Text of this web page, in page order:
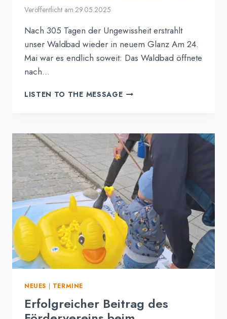
Veröffentlicht am 29.05.2025
Nach 305 Tagen der Ungewissheit erstrahlt
unser Waldbad wieder in neuem Glanz Am 24.
Mai war es endlich soweit: Das Waldbad öffnete
nach…
LISTEN TO THE MESSAGEDAS
EIN
UNVERGESSLICHER
ERÖFFNUNGSTAG
NEUES | TERMINE
Erfolgreicher Beitrag des